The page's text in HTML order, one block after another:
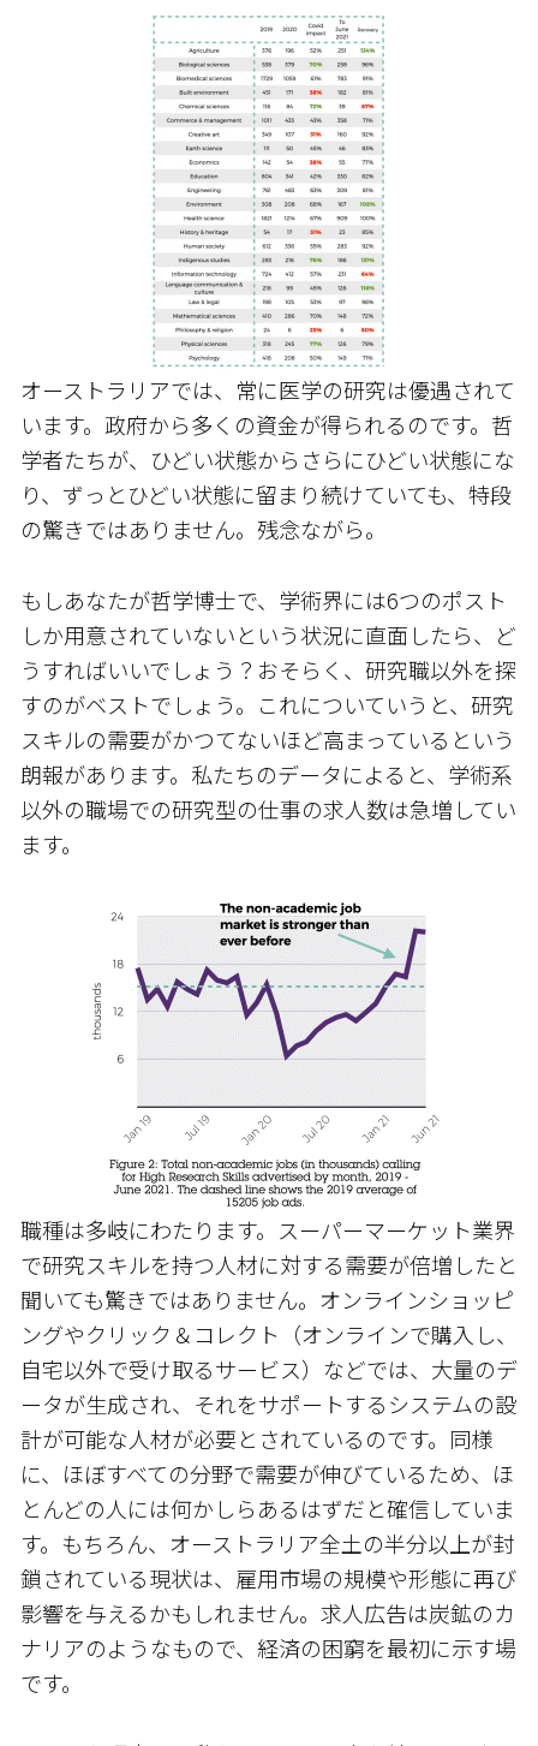
オーストラリアでは、常に医学の研究は優遇されて
います。政府から多くの資金が得られるのです。哲
学者たちが、ひどい状態からさらにひどい状態にな
り、ずっとひどい状態に留まり続けていても、特段
の驚きではありません。残念ながら。
もしあなたが哲学博士で、学術界には6つのポスト
しか用意されていないという状況に直面したら、ど
うすればいいでしょう？おそらく、研究職以外を探
すのがベストでしょう。これについていうと、研究
スキルの需要がかつてないほど高まっているという
朗報があります。私たちのデータによると、学術系
以外の職場での研究型の仕事の求人数は急増してい
ます。
職種は多岐にわたります。スーパーマーケット業界
で研究スキルを持つ人材に対する需要が倍増したと
聞いても驚きではありません。オンラインショッピ
ングやクリック＆コレクト（オンラインで購入し、
自宅以外で受け取るサービス）などでは、大量のデ
ータが生成され、それをサポートするシステムの設
計が可能な人材が必要とされているのです。同様
に、ほぼすべての分野で需要が伸びているため、ほ
とんどの人には何かしらあるはずだと確信していま
す。もちろん、オーストラリア全土の半分以上が封
鎖されている現状は、雇用市場の規模や形態に再び
影響を与えるかもしれません。求人広告は炭鉱のカ
ナリアのようなもので、経済の困窮を最初に示す場
です。